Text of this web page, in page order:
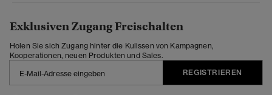
Exklusiven Zugang Freischalten
Holen Sie sich Zugang hinter die Kulissen von Kampagnen,
Kooperationen, neuen Produkten und Sales.
REGISTRIEREN